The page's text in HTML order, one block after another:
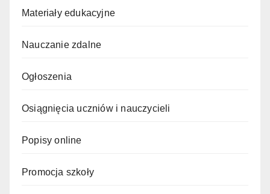
Materiały edukacyjne
Nauczanie zdalne
Ogłoszenia
Osiągnięcia uczniów i nauczycieli
Popisy online
Promocja szkoły